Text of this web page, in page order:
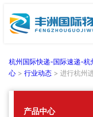
至
杭州国际快递-国际速递-杭
心 > 行业动态 > 进行杭州
产品中心